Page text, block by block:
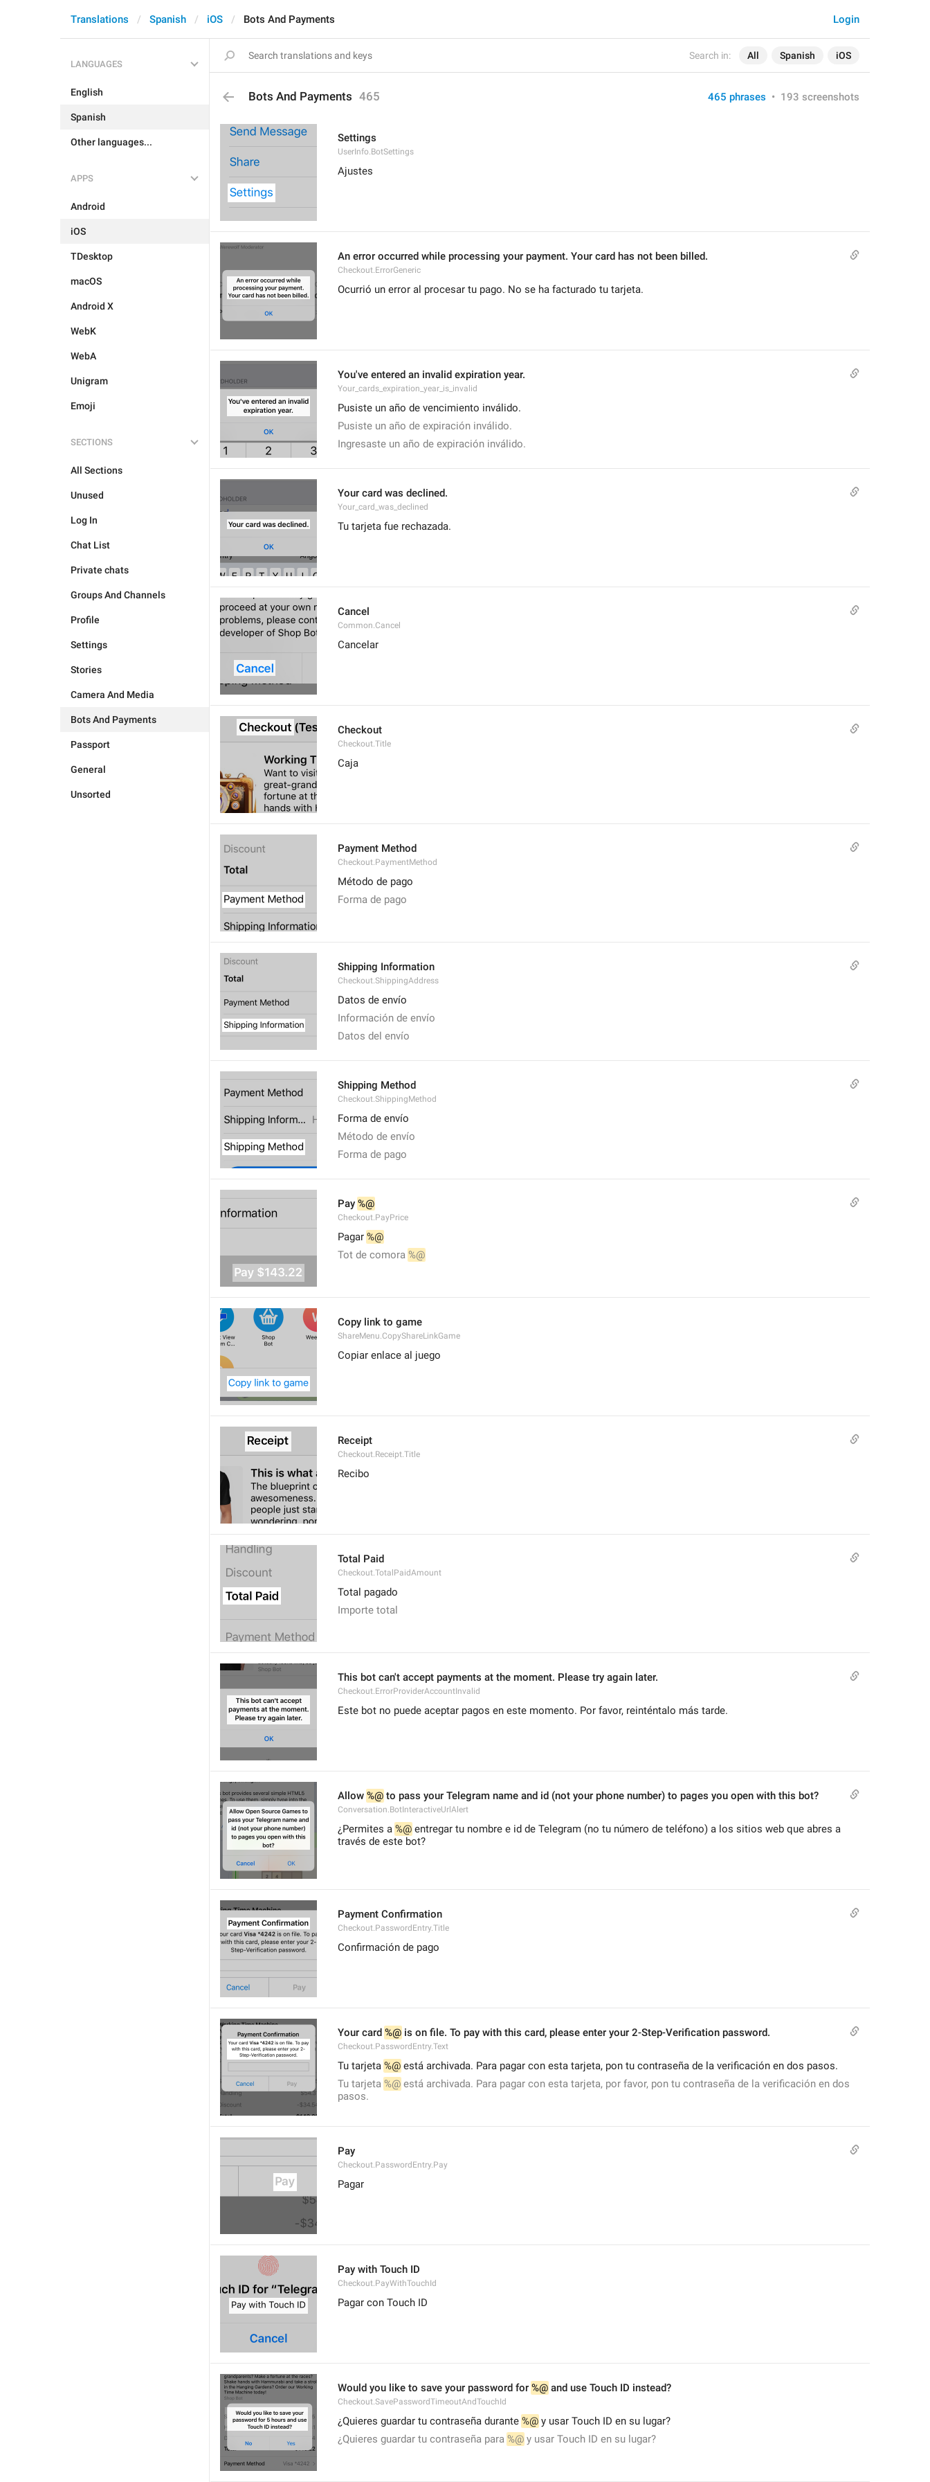
Search in: All Spanish iOS
Login
Translations Spanish iOS Bots And Payments
LANGUAGES
English
Spanish
Other languages...
APPS
Android
iOS
TDesktop
macOS
Android X
WebK
WebA
Unigram
Emoji
SECTIONS
All Sections
Unused
Log In
Chat List
Private chats
Groups And Channels
Profile
Settings
Stories
Camera And Media
Bots And Payments
Passport
General
Unsorted
Bots And Payments 465 465 phrases • 193 screenshots
Settings
UserInfo.BotSettings
Ajustes
An error occurred while processing your payment. Your card has not been billed.
Checkout.ErrorGeneric
Ocurrió un error al procesar tu pago. No se ha facturado tu tarjeta.
You've entered an invalid expiration year.
Your_cards_expiration_year_is_invalid
Pusiste un año de vencimiento inválido.
Pusiste un año de expiración inválido.
Ingresaste un año de expiración inválido.
Your card was declined.
Your_card_was_declined
Tu tarjeta fue rechazada.
Cancel
Common.Cancel
Cancelar
Checkout
Checkout.Title
Caja
Payment Method
Checkout.PaymentMethod
Método de pago
Forma de pago
Shipping Information
Checkout.ShippingAddress
Datos de envío
Información de envío
Datos del envío
Shipping Method
Checkout.ShippingMethod
Forma de envío
Método de envío
Forma de pago
Pay %@
Checkout.PayPrice
Pagar %@
Tot de comora %@
Copy link to game
ShareMenu.CopyShareLinkGame
Copiar enlace al juego
Receipt
Checkout.Receipt.Title
Recibo
Total Paid
Checkout.TotalPaidAmount
Total pagado
Importe total
This bot can't accept payments at the moment. Please try again later.
Checkout.ErrorProviderAccountInvalid
Este bot no puede aceptar pagos en este momento. Por favor, reinténtalo más tarde.
Allow %@ to pass your Telegram name and id (not your phone number) to pages you open with this bot?
Conversation.BotInteractiveUrlAlert
¿Permites a %@ entregar tu nombre e id de Telegram (no tu número de teléfono) a los sitios web que abres a
través de este bot?
Payment Confirmation
Checkout.PasswordEntry.Title
Confirmación de pago
Your card %@ is on file. To pay with this card, please enter your 2-Step-Verification password.
Checkout.PasswordEntry.Text
Tu tarjeta %@ está archivada. Para pagar con esta tarjeta, pon tu contraseña de la verificación en dos pasos.
Tu tarjeta %@ está archivada. Para pagar con esta tarjeta, por favor, pon tu contraseña de la verificación en dos
pasos.
Pay
Checkout.PasswordEntry.Pay
Pagar
Pay with Touch ID
Checkout.PayWithTouchId
Pagar con Touch ID
Would you like to save your password for %@ and use Touch ID instead?
Checkout.SavePasswordTimeoutAndTouchId
¿Quieres guardar tu contraseña durante %@ y usar Touch ID en su lugar?
¿Quieres guardar tu contraseña para %@ y usar Touch ID en su lugar?